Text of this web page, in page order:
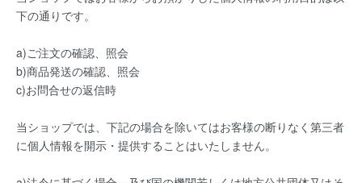
下の通りです。
a)ご注文の確認、照会
b)商品発送の確認、照会
c)お問合せの返信時
当ショップでは、下記の場合を除いてはお客様の断りなく第三者
に個人情報を開示・提供することはいたしません。